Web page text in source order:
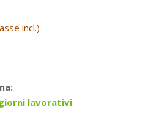
incl.)
lavorativi